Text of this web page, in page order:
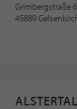
Grimbergstraße 6
45889